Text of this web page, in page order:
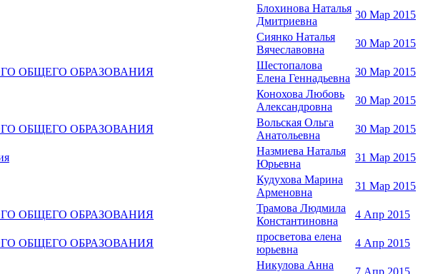
Блохинова Наталья
Дмитриевна
30 Мар 2015
Сиянко Наталья
Вячеславовна
30 Мар 2015
ОБЩЕГО ОБРАЗОВАНИЯ
Шестопалова
Елена Геннадьевна
30 Мар 2015
Конохова Любовь
Александровна
30 Мар 2015
ОБЩЕГО ОБРАЗОВАНИЯ
Вольская Ольга
Анатольевна
30 Мар 2015
Назмиева Наталья
Юрьевна
31 Мар 2015
Кудухова Марина
Арменовна
31 Мар 2015
ОБЩЕГО ОБРАЗОВАНИЯ
Трамова Людмила
Константиновна
4 Апр 2015
ОБЩЕГО ОБРАЗОВАНИЯ
просветова елена
юрьевна
4 Апр 2015
Никулова Анна